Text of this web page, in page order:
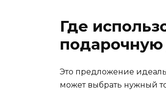
Где
подарочную
Это предложение
может выбрать нужный